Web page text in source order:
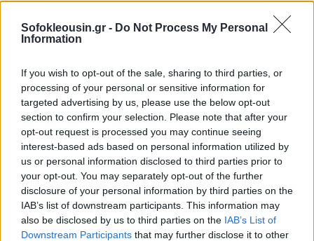
Sofokleousin.gr - Do Not Process My Personal
Information
If you wish to opt-out of the sale, sharing to third parties, or
processing of your personal or sensitive information for
targeted advertising by us, please use the below opt-out
section to confirm your selection. Please note that after your
opt-out request is processed you may continue seeing
interest-based ads based on personal information utilized by
us or personal information disclosed to third parties prior to
your opt-out. You may separately opt-out of the further
disclosure of your personal information by third parties on the
IAB’s list of downstream participants. This information may
also be disclosed by us to third parties on the IAB’s List of
Downstream Participants that may further disclose it to other
αν ο φορολογούμενος έχει πτωχεύσει ή έχει
περιέλθει σε κατάσταση αφερεγγυότητας ή
αν υφίστανται αντικειμενικά στοιχεία, τα οποία
υποδηλώνουν ότι ο φορολογούμενος: